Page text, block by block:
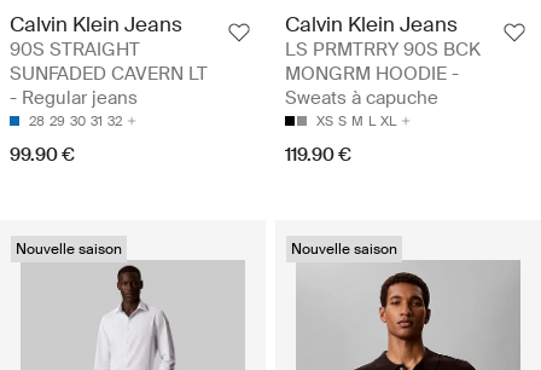
Calvin Klein Jeans
90S STRAIGHT
SUNFADED CAVERN LT
- Regular jeans
28 29 30 31 32
99.90 €
Calvin Klein Jeans
LS PRMTRRY 90S BCK
MONGRM HOODIE -
Sweats à capuche
XS S M L XL
119.90 €
Nouvelle saison Nouvelle saison